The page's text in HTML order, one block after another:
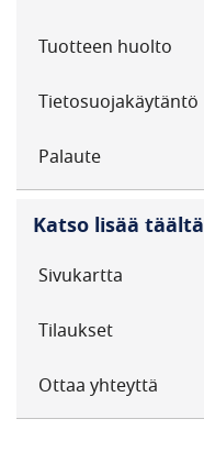
Tuotteen huolto
Tietosuojakäytäntö
Palaute
Katso lisää täältä
Sivukartta
Tilaukset
Ottaa yhteyttä